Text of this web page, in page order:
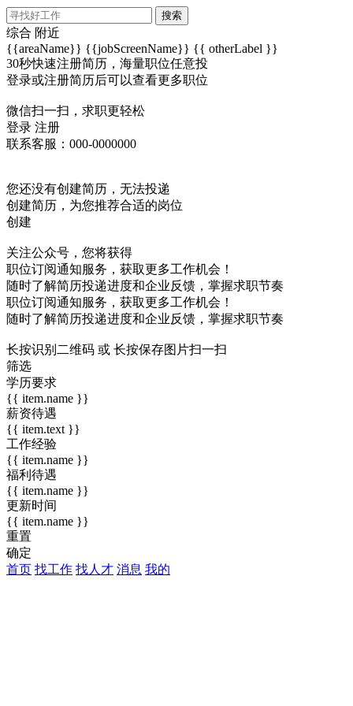
搜索
综合 附近
{{areaName}} {{jobScreenName}} {{ otherLabel }}
30秒快速注册简历，海量职位任意投
登录或注册简历后可以查看更多职位
微信扫一扫，求职更轻松
登录 注册
联系客服：000-0000000
您还没有创建简历，无法投递
创建简历，为您推荐合适的岗位
创建
关注公众号，您将获得
职位订阅通知服务，获取更多工作机会！
随时了解简历投递进度和企业反馈，掌握求职节奏
职位订阅通知服务，获取更多工作机会！
随时了解简历投递进度和企业反馈，掌握求职节奏
长按识别二维码 或 长按保存图片扫一扫
筛选
学历要求
{{ item.name }}
薪资待遇
{{ item.text }}
工作经验
{{ item.name }}
福利待遇
{{ item.name }}
更新时间
{{ item.name }}
重置
确定
首页 找工作 找人才 消息 我的